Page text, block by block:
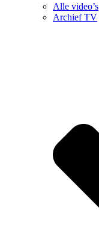
Alle video’s
Archief TV